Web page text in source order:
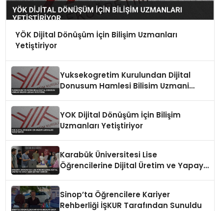
YÖK Dijital Dönüşüm İçin Bilişim Uzmanları
Yetiştiriyor
Yuksekogretim Kurulundan Dijital
Donusum Hamlesi Bilisim Uzmani
YOK Dijital Dönüşüm İçin Bilişim
Uzmanları Yetiştiriyor
Karabük Üniversitesi Lise
Öğrencilerine Dijital Üretim ve Yapay
Sinop’ta Öğrencilere Kariyer
Rehberliği İŞKUR Tarafından Sunuldu